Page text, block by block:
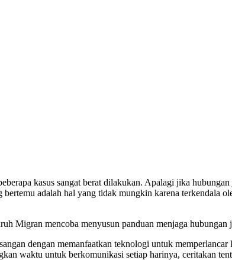
kasus sangat berat dilakukan. Apalagi jika
adalah hal yang tidak mungkin karena terkendala
Migran mencoba menyusun panduan menjaga
dengan memanfaatkan teknologi untuk
waktu untuk berkomunikasi setiap harinya, ceritakan